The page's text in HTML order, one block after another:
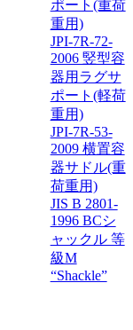
ポート(重荷
重用)
JPI-7R-72-
2006 竪型容
器用ラグサ
ポート(軽荷
重用)
JPI-7R-53-
2009 横置容
器サドル(重
荷重用)
JIS B 2801-
1996 BCシ
ャックル 等
級M
“Shackle”